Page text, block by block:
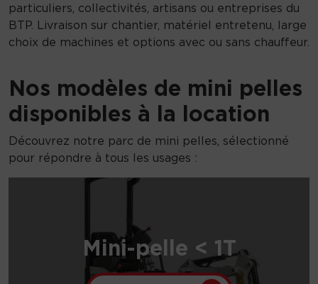
particuliers, collectivités, artisans ou entreprises du
BTP. Livraison sur chantier, matériel entretenu, large
choix de machines et options avec ou sans chauffeur.
Nos modèles de mini pelles
disponibles à la location
Découvrez notre parc de mini pelles, sélectionné
pour répondre à tous les usages :
Mini-pelle < 1T